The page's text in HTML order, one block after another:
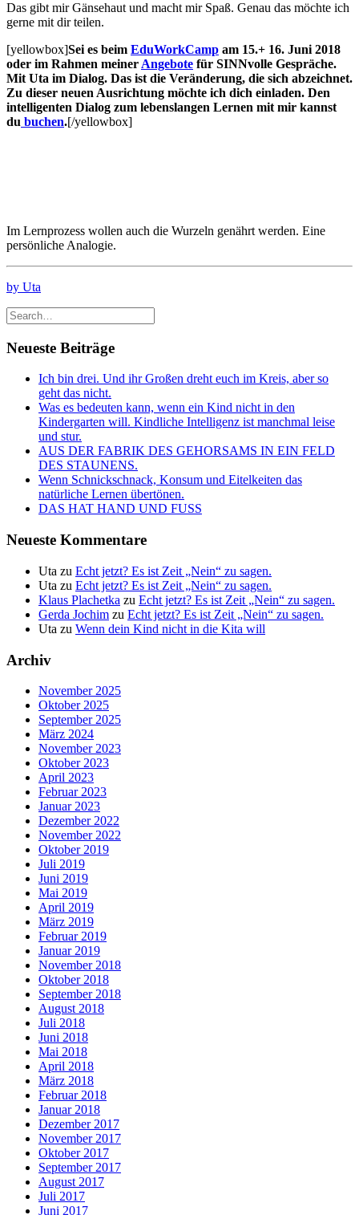
Das gibt mir Gänsehaut und macht mir Spaß. Genau das möchte ich
gerne mit dir teilen.
[yellowbox]Sei es beim EduWorkCamp am 15.+ 16. Juni 2018
oder im Rahmen meiner Angebote für SINNvolle Gespräche.
Mit Uta im Dialog. Das ist die Veränderung, die sich abzeichnet.
Zu dieser neuen Ausrichtung möchte ich dich einladen. Den
intelligenten Dialog zum lebenslangen Lernen mit mir kannst
du buchen.[/yellowbox]
Im Lernprozess wollen auch die Wurzeln genährt werden. Eine
persönliche Analogie.
by Uta
Neueste Beiträge
Ich bin drei. Und ihr Großen dreht euch im Kreis, aber so
geht das nicht.
Was es bedeuten kann, wenn ein Kind nicht in den
Kindergarten will. Kindliche Intelligenz ist manchmal leise
und stur.
AUS DER FABRIK DES GEHORSAMS IN EIN FELD
DES STAUNENS.
Wenn Schnickschnack, Konsum und Eitelkeiten das
natürliche Lernen übertönen.
DAS HAT HAND UND FUSS
Neueste Kommentare
Uta zu Echt jetzt? Es ist Zeit „Nein“ zu sagen.
Uta zu Echt jetzt? Es ist Zeit „Nein“ zu sagen.
Klaus Plachetka zu Echt jetzt? Es ist Zeit „Nein“ zu sagen.
Gerda Jochim zu Echt jetzt? Es ist Zeit „Nein“ zu sagen.
Uta zu Wenn dein Kind nicht in die Kita will
Archiv
November 2025
Oktober 2025
September 2025
März 2024
November 2023
Oktober 2023
April 2023
Februar 2023
Januar 2023
Dezember 2022
November 2022
Oktober 2019
Juli 2019
Juni 2019
Mai 2019
April 2019
März 2019
Februar 2019
Januar 2019
November 2018
Oktober 2018
September 2018
August 2018
Juli 2018
Juni 2018
Mai 2018
April 2018
März 2018
Februar 2018
Januar 2018
Dezember 2017
November 2017
Oktober 2017
September 2017
August 2017
Juli 2017
Juni 2017